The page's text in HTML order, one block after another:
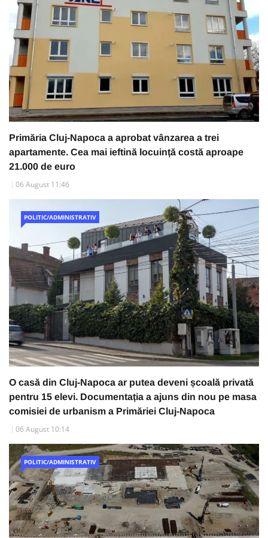
Primăria Cluj-Napoca a aprobat vânzarea a trei
apartamente. Cea mai ieftină locuință costă aproape
21.000 de euro
06 August 11:46
POLITIC/ADMINISTRATIV
O casă din Cluj-Napoca ar putea deveni școală privată
pentru 15 elevi. Documentația a ajuns din nou pe masa
comisiei de urbanism a Primăriei Cluj-Napoca
06 August 10:14
POLITIC/ADMINISTRATIV